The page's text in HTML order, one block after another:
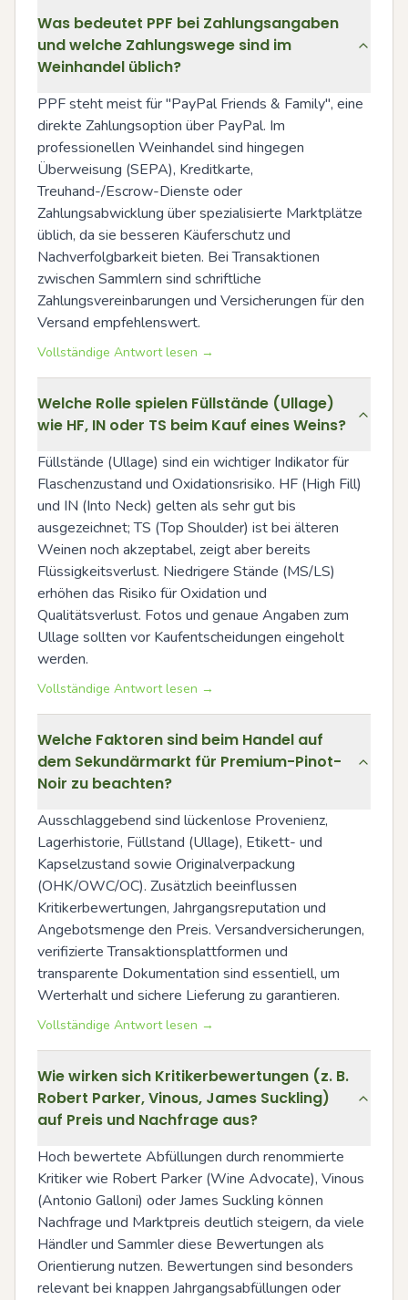
Was bedeutet PPF bei Zahlungsangaben
und welche Zahlungswege sind im
Weinhandel üblich?
PPF steht meist für "PayPal Friends & Family", eine
direkte Zahlungsoption über PayPal. Im
professionellen Weinhandel sind hingegen
Überweisung (SEPA), Kreditkarte,
Treuhand-/Escrow-Dienste oder
Zahlungsabwicklung über spezialisierte Marktplätze
üblich, da sie besseren Käuferschutz und
Nachverfolgbarkeit bieten. Bei Transaktionen
zwischen Sammlern sind schriftliche
Zahlungsvereinbarungen und Versicherungen für den
Versand empfehlenswert.
Vollständige Antwort lesen →
Welche Rolle spielen Füllstände (Ullage)
wie HF, IN oder TS beim Kauf eines Weins?
Füllstände (Ullage) sind ein wichtiger Indikator für
Flaschenzustand und Oxidationsrisiko. HF (High Fill)
und IN (Into Neck) gelten als sehr gut bis
ausgezeichnet; TS (Top Shoulder) ist bei älteren
Weinen noch akzeptabel, zeigt aber bereits
Flüssigkeitsverlust. Niedrigere Stände (MS/LS)
erhöhen das Risiko für Oxidation und
Qualitätsverlust. Fotos und genaue Angaben zum
Ullage sollten vor Kaufentscheidungen eingeholt
werden.
Vollständige Antwort lesen →
Welche Faktoren sind beim Handel auf
dem Sekundärmarkt für Premium-Pinot-
Noir zu beachten?
Ausschlaggebend sind lückenlose Provenienz,
Lagerhistorie, Füllstand (Ullage), Etikett- und
Kapselzustand sowie Originalverpackung
(OHK/OWC/OC). Zusätzlich beeinflussen
Kritikerbewertungen, Jahrgangsreputation und
Angebotsmenge den Preis. Versandversicherungen,
verifizierte Transaktionsplattformen und
transparente Dokumentation sind essentiell, um
Werterhalt und sichere Lieferung zu garantieren.
Vollständige Antwort lesen →
Wie wirken sich Kritikerbewertungen (z. B.
Robert Parker, Vinous, James Suckling)
auf Preis und Nachfrage aus?
Hoch bewertete Abfüllungen durch renommierte
Kritiker wie Robert Parker (Wine Advocate), Vinous
(Antonio Galloni) oder James Suckling können
Nachfrage und Marktpreis deutlich steigern, da viele
Händler und Sammler diese Bewertungen als
Orientierung nutzen. Bewertungen sind besonders
relevant bei knappen Jahrgangsabfüllungen oder